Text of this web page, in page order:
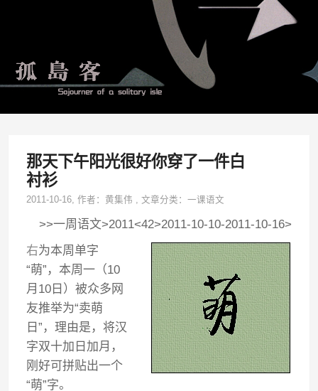
那天下午阳光很好你穿了一件白
衬衫
2011-10-16, 作者：黄集伟 ,文章分类：一课语文
>>一周语文>2011<42>2011-10-10-2011-10-16>
右为本周单字
“萌”，本周一（10
月10日）被众多网
友推举为“卖萌
日”，理由是，将汉
字双十加日加月，
刚好可拼贴出一个
“萌”字。